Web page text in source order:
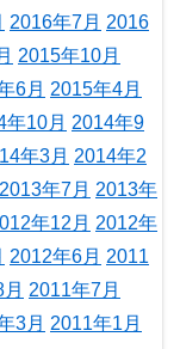
2016年7月 2016
2015年10月
6月 2015年4月
年10月 2014年9
年3月 2014年2
2013年7月 2013年
年12月 2012年
2012年6月 2011
2011年7月
3月 2011年1月